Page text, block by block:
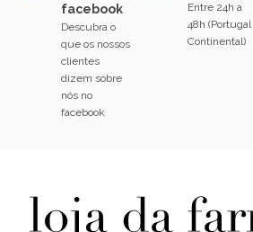
facebook
Descubra o
que os nossos
clientes
dizem sobre
nós no
facebook
Entre 24h a
48h (Portugal
Continental)